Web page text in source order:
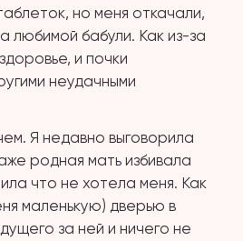
но меня откачали,
любимой бабули. Как из-за
и почки
неудачными
Я недавно выговорила
родная мать избивала
что не хотела меня. Как
маленькую) дверью в
за ней и ничего не